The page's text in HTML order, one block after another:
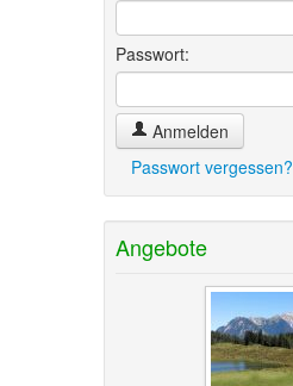
Passwort:
Anmelden
Passwort vergessen?
Angebote